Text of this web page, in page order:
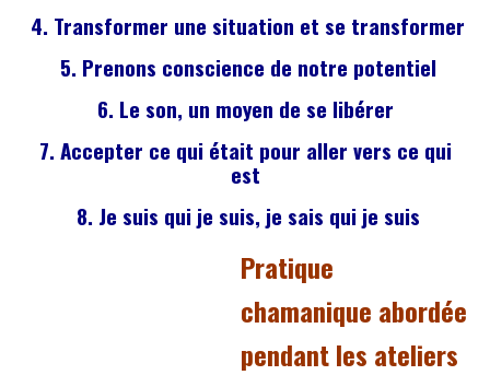
4. Transformer une situation et se transformer
5. Prenons conscience de notre potentiel
6. Le son, un moyen de se libérer
7. Accepter ce qui était pour aller vers ce qui
est
8. Je suis qui je suis, je sais qui je suis
Pratique
chamanique abordée
pendant les ateliers